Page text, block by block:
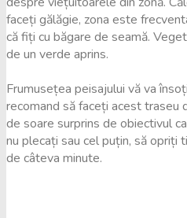
faceți gălăgie, zona este
că fiți cu băgare de seamă.
de un verde aprins.
Frumusețea peisajului vă va
recomand să faceți acest traseu
de soare surprins de obiectivul
nu plecați sau cel puțin, să opriți
de câteva minute.